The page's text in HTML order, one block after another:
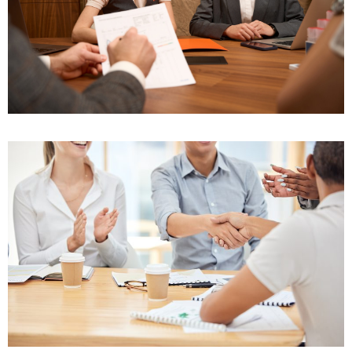
Туристическое право